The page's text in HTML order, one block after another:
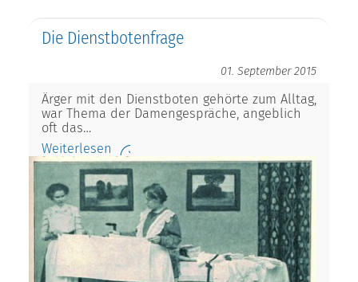
Die Dienstbotenfrage
01. September 2015
Ärger mit den Dienstboten gehörte zum Alltag,
war Thema der Damengespräche, angeblich
oft das…
Weiterlesen